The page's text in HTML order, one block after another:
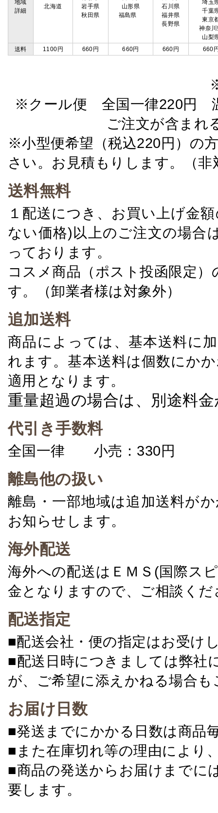
地域
詳細
北海道
岩手県
秋田県
山形県
福島県
石川県
福井県
長野県
埼玉
千葉
東京
神奈
山梨
送料
1100円 660円 660円 660円 660
※クール便 全国一律220円
ご注文が含ま
※小型便希望（税込220円）の
さい。お見積もりします。（非
送料無料
１配送につき、お買い上げ金
ない価格)以上のご注文の場合
っております。
コスメ商品（ポスト投函限定
す。（卸業者様は対象外）
追加送料
商品によっては、基本送料に
れます。基本送料は個数にか
適用となります。
重量超過の場合は、別途料
代引き手数料
全国一律 小売：330円 卸
離島他の扱い
離島・一部地域は追加送料が
お知らせします。
海外配送
海外への配送はＥＭＳ(国際ス
金となりますので、ご相談くだ
配送指定
■配送会社・便の指定はお受け
■配送日時につきましては弊社
が、ご希望に添えかねる場合
お届け日数
■発送までにかかる日数は商品
■また在庫切れ等の理由により
■商品の発送からお届けまでに
要します。